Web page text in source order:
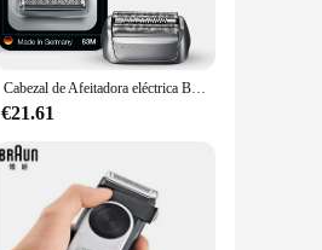
Cabezal de Afeitadora eléctrica Braun Series 8 83M cabezal de afeitadora eléctrica de repuesto plateado para afeitadoras eléctricas 8325s 8330s 8340s 8345s
€21.61